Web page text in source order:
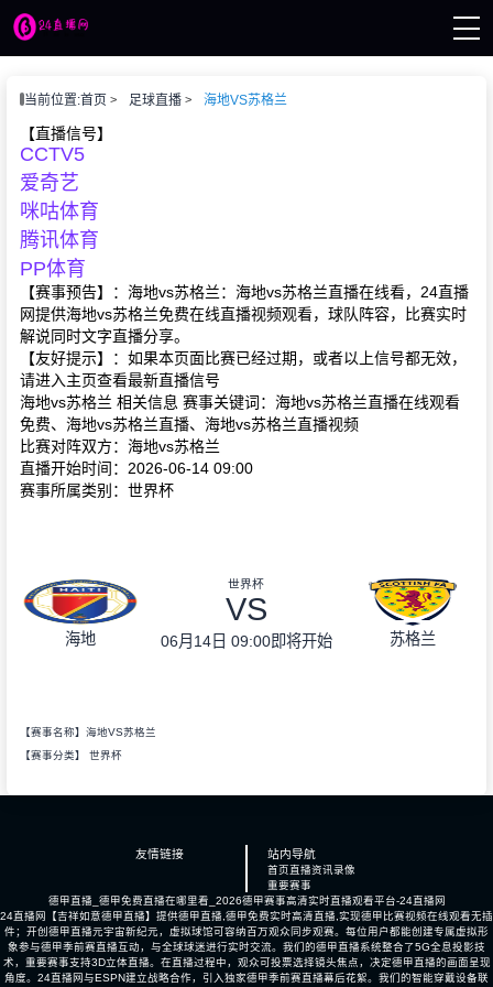
事
当前位置:首页 足球直播 海地VS苏格兰
【直播信号】
CCTV5
爱奇艺
咪咕体育
腾讯体育
PP体育
【赛事预告】：海地vs苏格兰：海地vs苏格兰直播在线看，24直播
网提供海地vs苏格兰免费在线直播视频观看，球队阵容，比赛实时
解说同时文字直播分享。
【友好提示】：如果本页面比赛已经过期，或者以上信号都无效，
请进入主页查看最新直播信号
海地vs苏格兰 相关信息 赛事关键词：海地vs苏格兰直播在线观看
免费、海地vs苏格兰直播、海地vs苏格兰直播视频
比赛对阵双方：海地vs苏格兰
直播开始时间：2026-06-14 09:00
赛事所属类别：世界杯
海地
世界杯
VS
06月14日 09:00即将开始 苏格兰
【赛事名称】海地VS苏格兰
【赛事分类】 世界杯
友情链接 站内导航
首页直播资讯录像
重要赛事
德甲直播_德甲免费直播在哪里看_2026德甲赛事高清实时直播观看平台-24直播网
24直播网【吉祥如意德甲直播】提供德甲直播,德甲免费实时高清直播,实现德甲比赛视频在线观看无插
件；开创德甲直播元宇宙新纪元，虚拟球馆可容纳百万观众同步观赛。每位用户都能创建专属虚拟形
象参与德甲季前赛直播互动，与全球球迷进行实时交流。我们的德甲直播系统整合了5G全息投影技
术，重要赛事支持3D立体直播。在直播过程中，观众可投票选择镜头焦点，决定德甲直播的画面呈现
角度。24直播网与ESPN建立战略合作，引入独家德甲季前赛直播幕后花絮。我们的智能穿戴设备联